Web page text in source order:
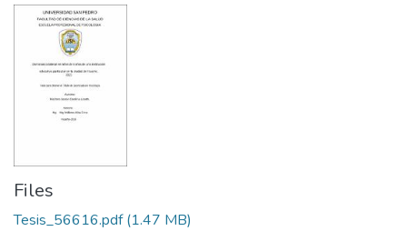
Files
Tesis_56616.pdf(1.47 MB)